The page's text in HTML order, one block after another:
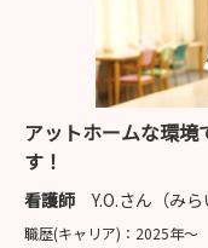
アットホームな環境
す！
看護師 Y.O.さん（みら
職歴(キャリア)： 2025年〜